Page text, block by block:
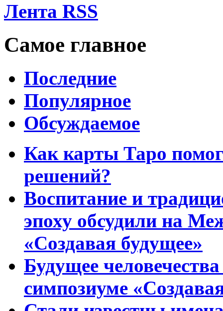
Лента RSS
Самое главное
Последние
Популярное
Обсуждаемое
Как карты Таро
решений?
Воспитание и
эпоху обсудили на
«Создавая будущее»
Будущее
симпозиуме